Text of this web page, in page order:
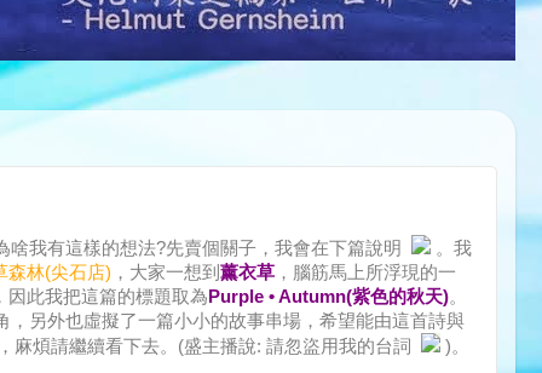
啥我有這樣的想法?先賣個關子，我會在下篇說明
。我
森林(尖石店) ，大家一想到 薰衣草 ，腦筋馬上所浮現的一
此我把這篇的標題取為 Purple • Autumn(紫色的秋天)。
另外也虛擬了一篇小小的故事串場，希望能由這首詩與
麻煩請繼續看下去。(盛主播說: 請忽盜用我的台詞
)。